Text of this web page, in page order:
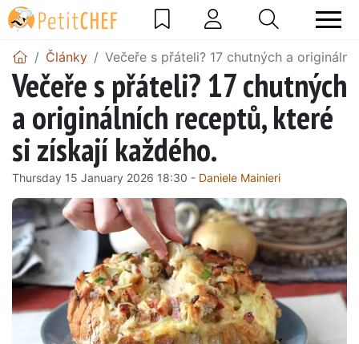
Články Večeře s přáteli? 17 chutných a
Večeře s přáteli? 17 chutných
a originálních receptů, které
si získají každého.
Thursday 15 January 2026 18:30 - Daniele Mainieri